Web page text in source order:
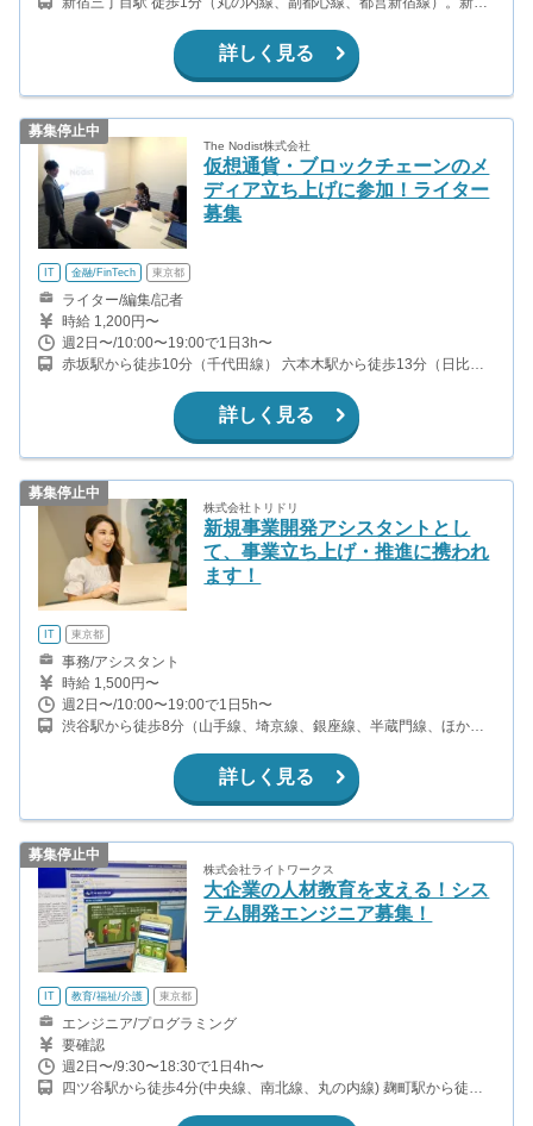
詳しく見る
募集停止中
The Nodist株式会社
仮想通貨・ブロックチェーンのメ
ディア立ち上げに参加！ライター
募集
IT 金融/FinTech 東京都
ライター/編集/記者
時給 1,200円〜
週2日〜/10:00〜19:00で1日3h〜
赤坂駅から徒歩10分（千代田線） 六本木駅から徒歩13分（日比谷
から徒歩10分（銀座線、南北線）
詳しく見る
募集停止中
株式会社トリドリ
新規事業開発アシスタントとし
て、事業立ち上げ・推進に携われ
ます！
IT 東京都
事務/アシスタント
時給 1,500円〜
週2日〜/10:00〜19:00で1日5h〜
渋谷駅から徒歩8分（山手線、埼京線、銀座線、半蔵門線、ほか）
詳しく見る
募集停止中
株式会社ライトワークス
大企業の人材教育を支える！シス
テム開発エンジニア募集！
IT 教育/福祉/介護 東京都
エンジニア/プログラミング
要確認
週2日〜/9:30〜18:30で1日4h〜
四ツ谷駅から徒歩4分(中央線、南北線、丸の内線) 麹町駅から徒歩4